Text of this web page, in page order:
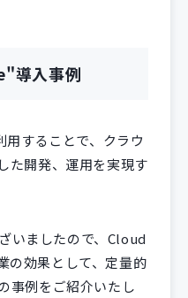
導入事例
することで、クラウ
た開発、運用を実現す
いましたので、Cloud
の効果として、定量的
事例をご紹介いたし